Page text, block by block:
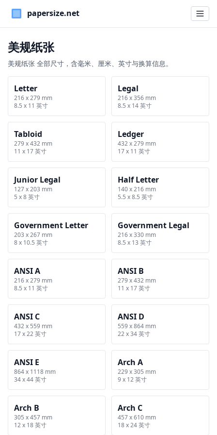
Paper Sizes
美规纸张
美规纸张 全部尺寸，含毫米、厘米、英寸与换算信息。
Letter
216 x 279 mm
8.5 x 11 英寸
Legal
216 x 356 mm
8.5 x 14 英寸
Tabloid
279 x 432 mm
11 x 17 英寸
Ledger
432 x 279 mm
17 x 11 英寸
Junior Legal
127 x 203 mm
5 x 8 英寸
Half Letter
140 x 216 mm
5.5 x 8.5 英寸
Government Letter
203 x 267 mm
8 x 10.5 英寸
Government Legal
216 x 330 mm
8.5 x 13 英寸
ANSI A
216 x 279 mm
8.5 x 11 英寸
ANSI B
279 x 432 mm
11 x 17 英寸
ANSI C
432 x 559 mm
17 x 22 英寸
ANSI D
559 x 864 mm
22 x 34 英寸
ANSI E
864 x 1118 mm
34 x 44 英寸
Arch A
229 x 305 mm
9 x 12 英寸
Arch B
305 x 457 mm
12 x 18 英寸
Arch C
457 x 610 mm
18 x 24 英寸